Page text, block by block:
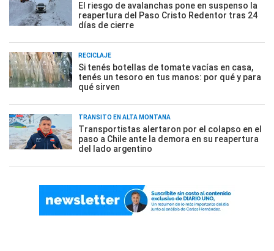
El riesgo de avalanchas pone en suspenso la
reapertura del Paso Cristo Redentor tras 24
días de cierre
RECICLAJE
Si tenés botellas de tomate vacías en casa,
tenés un tesoro en tus manos: por qué y para
qué sirven
TRÁNSITO EN ALTA MONTAÑA
Transportistas alertaron por el colapso en el
paso a Chile ante la demora en su reapertura
del lado argentino